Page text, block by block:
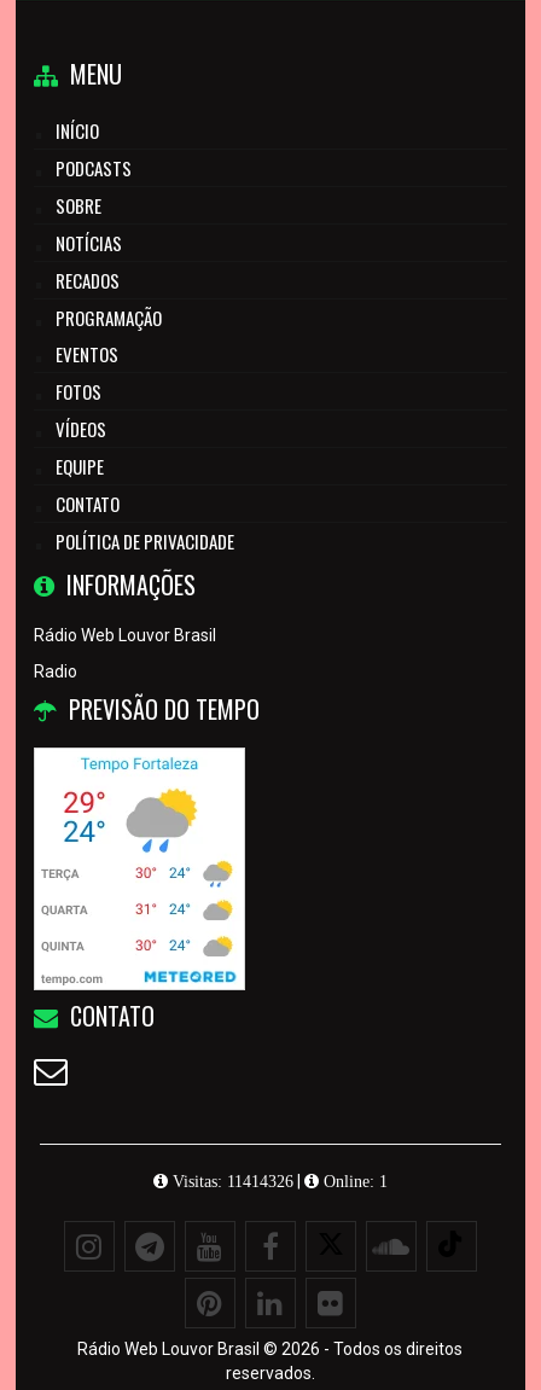
MENU
INÍCIO
PODCASTS
SOBRE
NOTÍCIAS
RECADOS
PROGRAMAÇÃO
EVENTOS
FOTOS
VÍDEOS
EQUIPE
CONTATO
POLÍTICA DE PRIVACIDADE
INFORMAÇÕES
Rádio Web Louvor Brasil
Radio
PREVISÃO DO TEMPO
CONTATO
Visitas: 11414326| Online: 1
Rádio Web Louvor Brasil © 2026 - Todos os direitos
reservados.